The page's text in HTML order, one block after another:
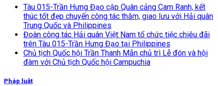
Tàu 015-Trần Hưng Đạo cập Quân cảng Cam Ranh, kết
thúc tốt đẹp chuyến công tác thăm, giao lưu với Hải quân
Trung Quốc và Philippines
Đoàn công tác Hải quân Việt Nam tổ chức tiệc chiêu đãi
trên Tàu 015-Trần Hưng Đạo tại Philippines
Chủ tịch Quốc hội Trần Thanh Mẫn chủ trì Lễ đón và hội
đàm với Chủ tịch Quốc hội Campuchia
Pháp luật